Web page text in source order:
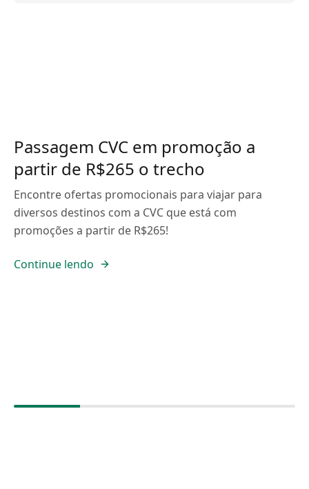
Passagem CVC em promoção a
partir de R$265 o trecho
Encontre ofertas promocionais para viajar para
diversos destinos com a CVC que está com
promoções a partir de R$265!
Continue lendo